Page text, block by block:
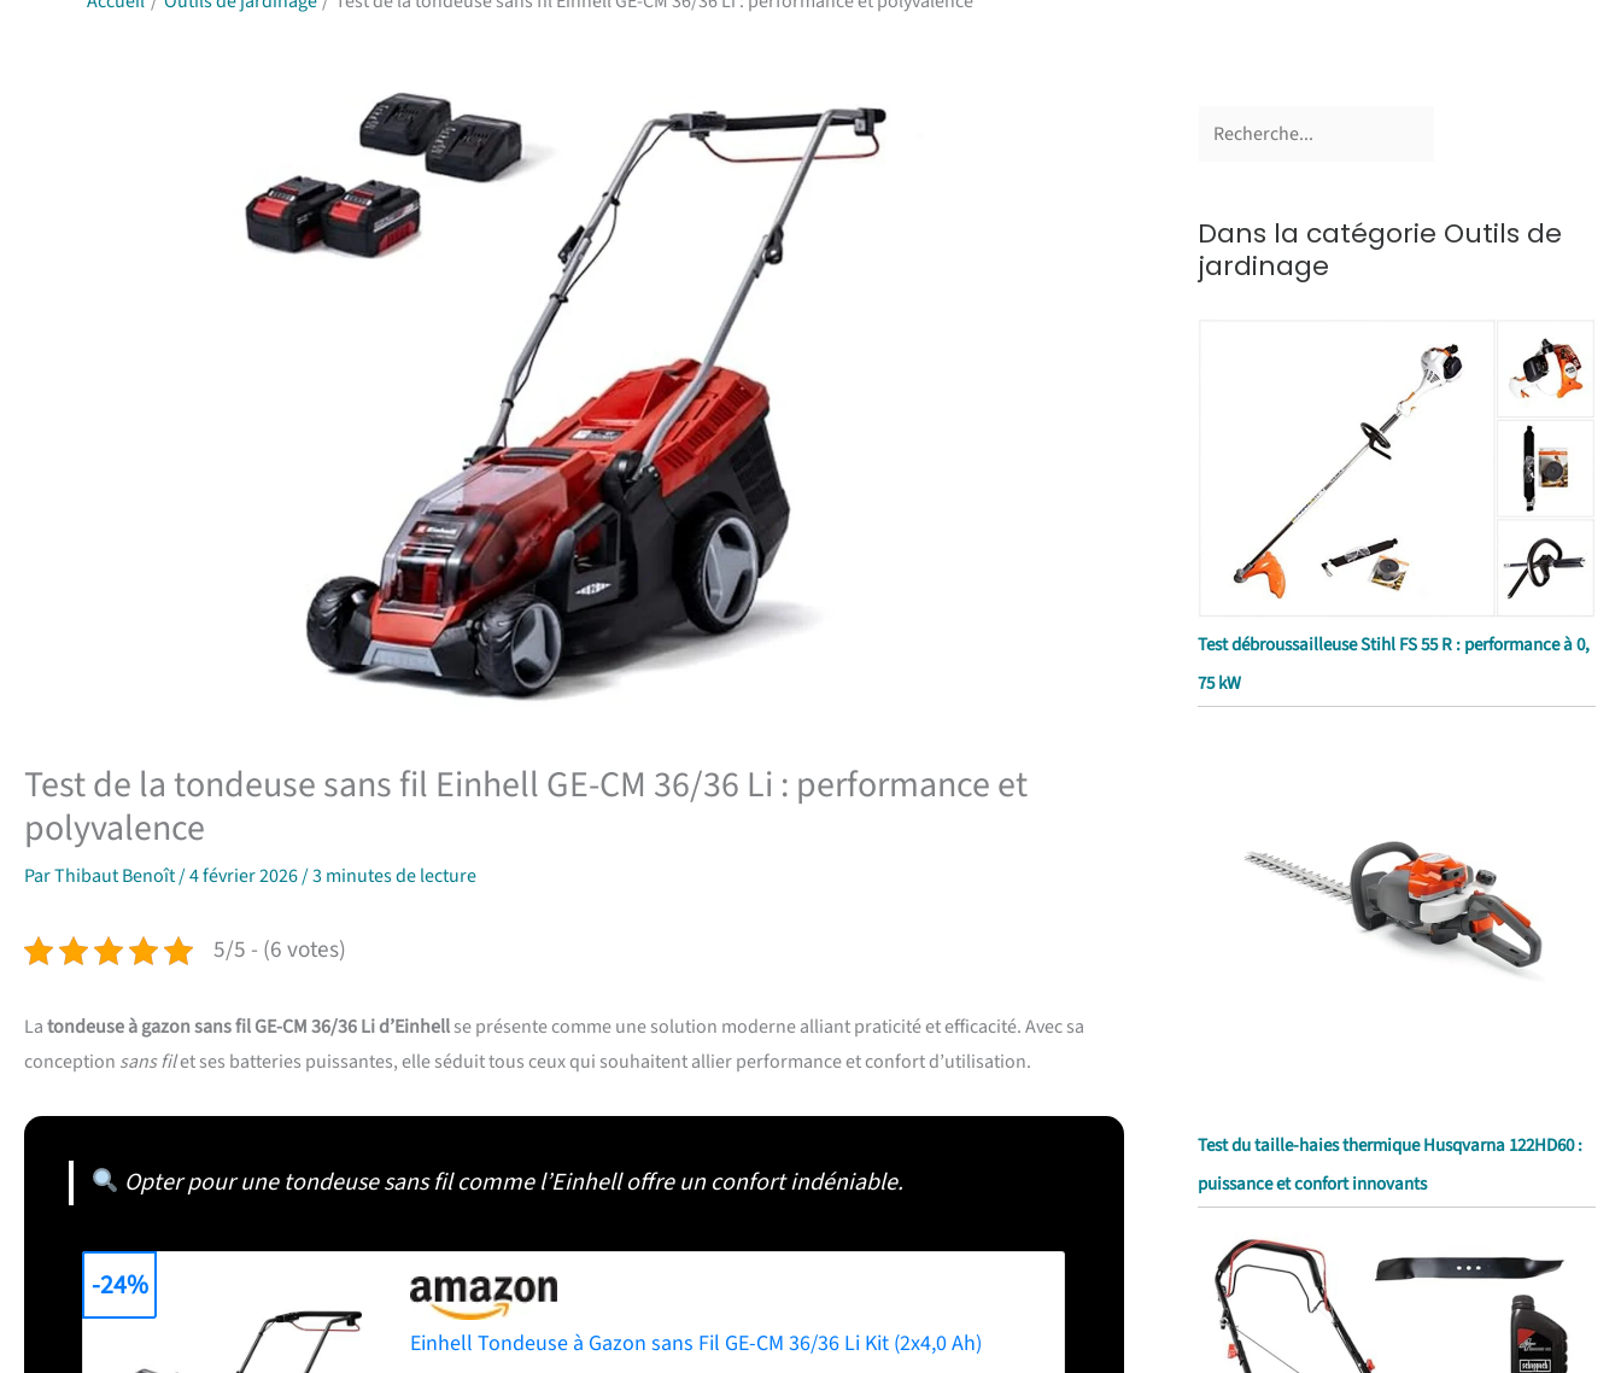
Test de la tondeuse sans fil Einhell GE-CM 36/36 Li : performance et
polyvalence
ParThibaut Benoît/4 février 2026/3 minutes de lecture
5/5 - (6 votes)
Latondeuse à gazon sans fil GE-CM 36/36 Li d’Einhellse présente comme une solution moderne alliant praticité et efficacité. Avec sa
conception sans filet ses batteries puissantes, elle séduit tous ceux qui souhaitent allier performance et confort d’utilisation.
Opter pour une tondeuse sans fil comme l’Einhell offre un confort indéniable.
Einhell Tondeuse à Gazon sans Fil GE-CM 36/36 Li Kit (2x4,0 Ah)
-24%
Dans la catégorie Outils de
jardinage
Test débroussailleuse Stihl FS 55 R : performance à 0,
75 kW
Test du taille-haies thermique Husqvarna 122HD60 :
puissance et confort innovants